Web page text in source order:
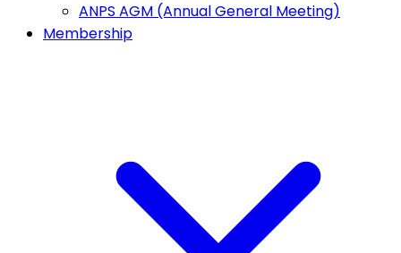
ANPS AGM (Annual General Meeting)
Membership